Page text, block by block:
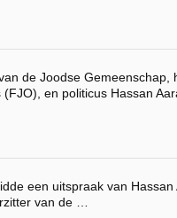
de Joodse Gemeenschap,
en politicus Hassan
een uitspraak van Hassan
van de …